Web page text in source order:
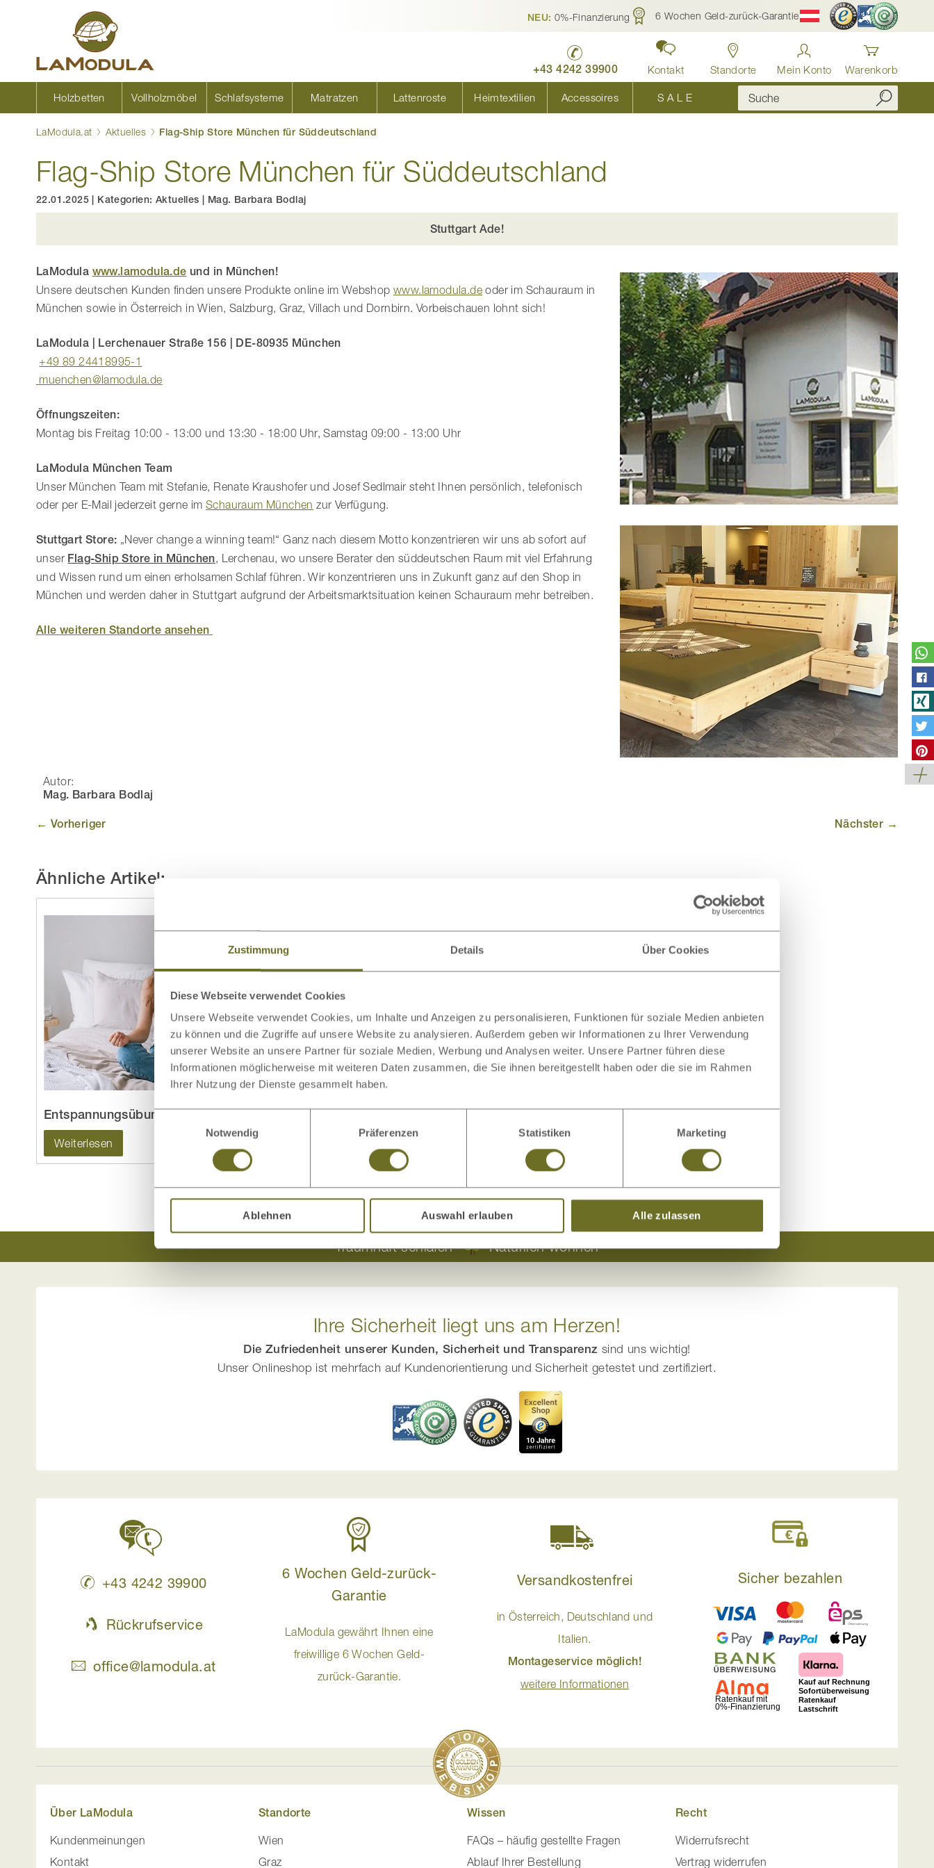
Zustimmung Details Über Cookies
Diese Webseite verwendet Cookies
Unsere Webseite verwendet Cookies, um Inhalte und Anzeigen zu personalisieren, Funktionen für soziale Medien anbieten
zu können und die Zugriffe auf unsere Website zu analysieren. Außerdem geben wir Informationen zu Ihrer Verwendung
unserer Website an unsere Partner für soziale Medien, Werbung und Analysen weiter. Unsere Partner führen diese
Informationen möglicherweise mit weiteren Daten zusammen, die Sie ihnen bereitgestellt haben oder die sie im Rahmen
Ihrer Nutzung der Dienste gesammelt haben.
Einwilligungsauswahl
Notwendig
Präferenzen Statistiken Marketing
Ablehnen Auswahl erlauben Alle zulassen
NEU: 0%-Finanzierung 6 Wochen Geld-zurück-Garantie
Inhalt
+43 4242 39900 Kontakt Standorte Mein Konto Warenkorb
Holzbetten Vollholzmöbel Schlafsysteme Matratzen Lattenroste Heimtextilien Accessoires S A L E
LaModula.at Aktuelles Flag-Ship Store München für Süddeutschland
Flag-Ship Store München für Süddeutschland
22.01.2025 Kategorien: Aktuelles Mag. Barbara Bodlaj
Stuttgart Ade!
LaModula www.lamodula.de und in München!
Unsere deutschen Kunden finden unsere Produkte online im Webshop www.lamodula.de oder im Schauraum in
München sowie in Österreich in Wien, Salzburg, Graz, Villach und Dornbirn. Vorbeischauen lohnt sich!
LaModula | Lerchenauer Straße 156 | DE-80935 München
+49 89 24418995-1
muenchen@lamodula.de
Öffnungszeiten:
Montag bis Freitag 10:00 - 13:00 und 13:30 - 18:00 Uhr, Samstag 09:00 - 13:00 Uhr
LaModula München Team
Unser München Team mit Stefanie, Renate Kraushofer und Josef Sedlmair steht Ihnen persönlich, telefonisch
oder per E-Mail jederzeit gerne im Schauraum München zur Verfügung.
Stuttgart Store: „Never change a winning team!“ Ganz nach diesem Motto konzentrieren wir uns ab sofort auf
unser Flag-Ship Store in München, Lerchenau, wo unsere Berater den süddeutschen Raum mit viel Erfahrung
und Wissen rund um einen erholsamen Schlaf führen. Wir konzentrieren uns in Zukunft ganz auf den Shop in
München und werden daher in Stuttgart aufgrund der Arbeitsmarktsituation keinen Schauraum mehr betreiben.
Alle weiteren Standorte ansehen
Autor:
Mag. Barbara Bodlaj
← Vorheriger Nächster →
Ähnliche Artikel:
Entspannungsübungen zum Einschlafen
Weiterlesen
Wie viel Schlaf braucht man?
Traumhaft schlafen Natürlich wohnen
Ihre Sicherheit liegt uns am Herzen!
Die Zufriedenheit unserer Kunden, Sicherheit und Transparenz sind uns wichtig!
Unser Onlineshop ist mehrfach auf Kundenorientierung und Sicherheit getestet und zertifiziert.
+43 4242 39900
Rückrufservice
office@lamodula.at
6 Wochen Geld-zurück-
Garantie
LaModula gewährt Ihnen eine
freiwillige 6 Wochen Geld-
zurück-Garantie.
Versandkostenfrei
in Österreich, Deutschland und
Italien.
Montageservice möglich!
weitere Informationen
Sicher bezahlen
Über LaModula
Kundenmeinungen
Kontakt
Standorte
Wien
Graz
Wissen
FAQs – häufig gestellte Fragen
Ablauf Ihrer Bestellung
Recht
Widerrufsrecht
Vertrag widerrufen